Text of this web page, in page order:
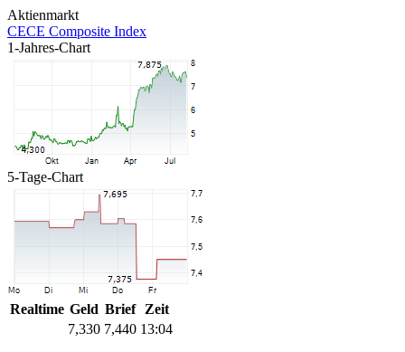
Aktienmarkt
CECE Composite Index
1-Jahres-Chart
5-Tage-Chart
Realtime Geld Brief
Zeit
7,330 7,440 13:04